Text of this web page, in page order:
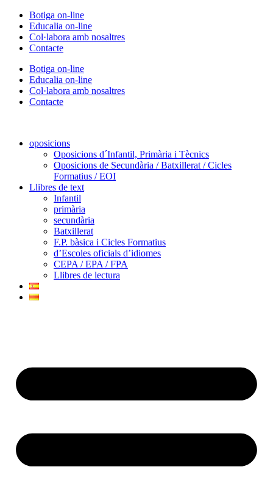
contingut
Botiga on-line
Educalia on-line
Col·labora amb nosaltres
Contacte
Botiga on-line
Educalia on-line
Col·labora amb nosaltres
Contacte
oposicions
Oposicions d´Infantil, Primària i Tècnics
Oposicions de Secundària / Batxillerat / Cicles
Formatius / EOI
Llibres de text
Infantil
primària
secundària
Batxillerat
F.P. bàsica i Cicles Formatius
d’Escoles oficials d’idiomes
CEPA / EPA / FPA
Llibres de lectura